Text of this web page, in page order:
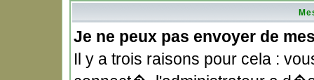
Je ne peux pas envoyer de
Il y a trois raisons pour cela :